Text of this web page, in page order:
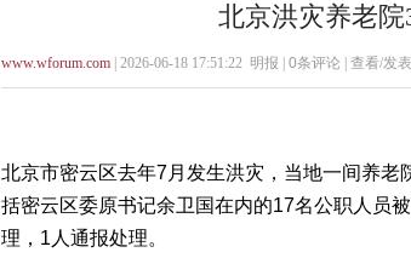
北京洪灾养老院
www.wforum.com | 2026-06-18 17:51:22 明报 | 0条评论 | 查看/发
北京市密云区去年7月发生洪灾，当地一间养
括密云区委原书记余卫国在内的17名公职人员
理，1人通报处理。